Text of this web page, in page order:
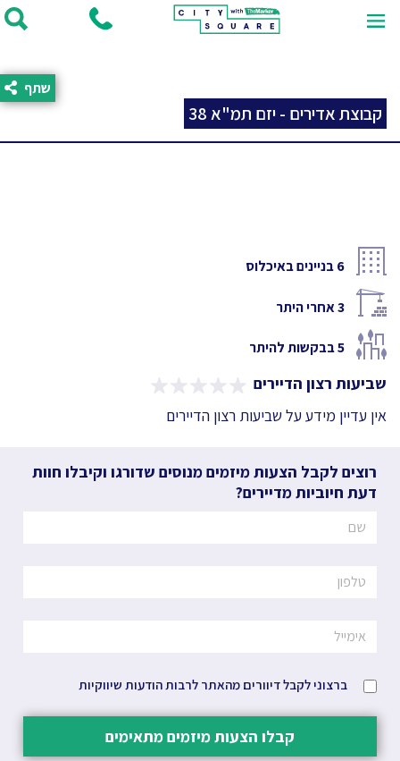
קבוצת אדירים - יזם תמ"א 38
שתף
6בניינים באיכלוס
3אחרי היתר
5בבקשות להיתר
שביעות רצון הדיירים
אין עדיין מידע על שביעות רצון הדיירים
רוצים לקבל הצעות מיזמים מנוסים שדורגו וקיבלו חוות
דעת חיוביות מדיירים?
ברצוני לקבל דיוורים מהאתר לרבות הודעות שיווקיות
קבלו הצעות מיזמים מתאימים